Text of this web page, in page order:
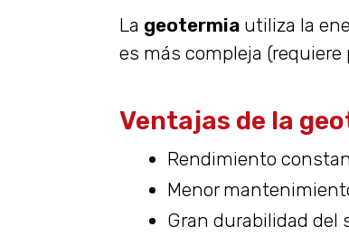
La geotermia utiliza la
es más compleja
Ventajas de la
Rendimiento
Menor
Gran durabilidad del